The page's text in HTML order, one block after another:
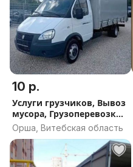
10 р.
Услуги грузчиков, Вывоз
мусора, Грузоперевозки,
ГрузоТакси. Орша
Орша, Витебская область